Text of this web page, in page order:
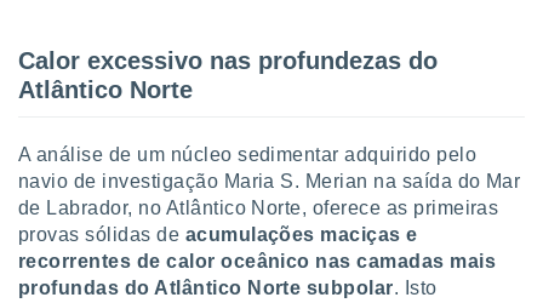
Calor excessivo nas profundezas do
Atlântico Norte
A análise de um núcleo sedimentar adquirido pelo
navio de investigação Maria S. Merian na saída do Mar
de Labrador, no Atlântico Norte, oferece as primeiras
provas sólidas de acumulações maciças e
recorrentes de calor oceânico nas camadas mais
profundas do Atlântico Norte subpolar. Isto